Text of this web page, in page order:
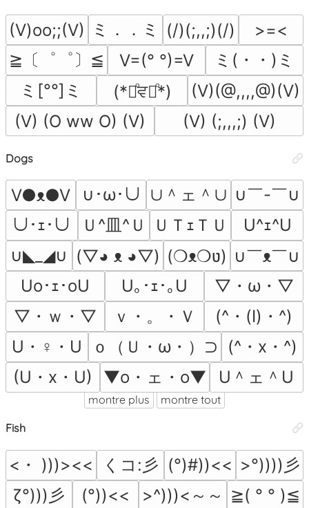
(V)oo;;(V) ミ．．ミ (/)(;,,;)(/)
>=<
≧〔゜゜〕≦
V=(° °)=V
ミ(・・)ミ
ミ[°°]ミ
(*ꄱͦਵꄱͦ*)
(V)(@,,,,@)(V)
(V) (O ww O) (V)
(V) (;,,,;) (V)
Dogs
V●ᴥ●V ∪･ω･∪ ∪＾ェ＾∪ ∪￣-￣∪
∪･ｪ･∪
Ｕ^皿^Ｕ ＵＴｪＴＵ
U^ｪ^U
∪◣_◢∪ (▽◕ ᴥ ◕▽) (❍ᴥ❍ʋ) ∪￣ᴥ￣∪
Uo･ｪ･oU
U｡･ｪ･｡U
▽・ω・▽
▽・ｗ・▽
ｖ・。・Ｖ
(^・(I)・^)
U・♀・U
ｏ（Ｕ・ω・）⊃
(^・x・^)
(U・x・U)
▼o・ェ・o▼ U＾ェ＾U
montre plus montre tout
Fish
<・ )))><< くコ:彡 (°)#))<< >°))))彡
ζ°)))彡
(°))<< >^)))<～～ ≧( ° ° )≦